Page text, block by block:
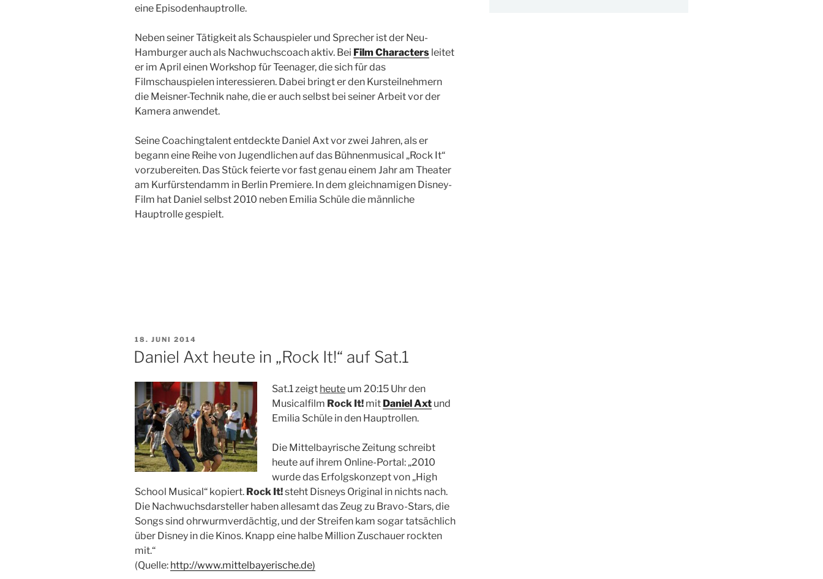
eine Episodenhauptrolle.
Neben seiner Tätigkeit als Schauspieler und Sprecher ist der Neu-
Hamburger auch als Nachwuchscoach aktiv. Bei Film Characters leitet
er im April einen Workshop für Teenager, die sich für das
Filmschauspielen interessieren. Dabei bringt er den Kursteilnehmern
die Meisner-Technik nahe, die er auch selbst bei seiner Arbeit vor der
Kamera anwendet.
Seine Coachingtalent entdeckte Daniel Axt vor zwei Jahren, als er
begann eine Reihe von Jugendlichen auf das Bühnenmusical „Rock It“
vorzubereiten. Das Stück feierte vor fast genau einem Jahr am Theater
am Kurfürstendamm in Berlin Premiere. In dem gleichnamigen Disney-
Film hat Daniel selbst 2010 neben Emilia Schüle die männliche
Hauptrolle gespielt.
VERÖFFENTLICHT
18. JUNI 2014
Daniel Axt heute in „Rock It!“ auf Sat.1
Sat.1 zeigt heute um 20:15 Uhr den
Musicalfilm Rock It! mit Daniel Axt und
Emilia Schüle in den Hauptrollen.
Die Mittelbayrische Zeitung schreibt
heute auf ihrem Online-Portal: „2010
wurde das Erfolgskonzept von „High
School Musical“ kopiert. Rock It!steht Disneys Original in nichts nach.
Die Nachwuchsdarsteller haben allesamt das Zeug zu Bravo-Stars, die
Songs sind ohrwurmverdächtig, und der Streifen kam sogar tatsächlich
über Disney in die Kinos. Knapp eine halbe Million Zuschauer rockten
mit.“
(Quelle: http://www.mittelbayerische.de)